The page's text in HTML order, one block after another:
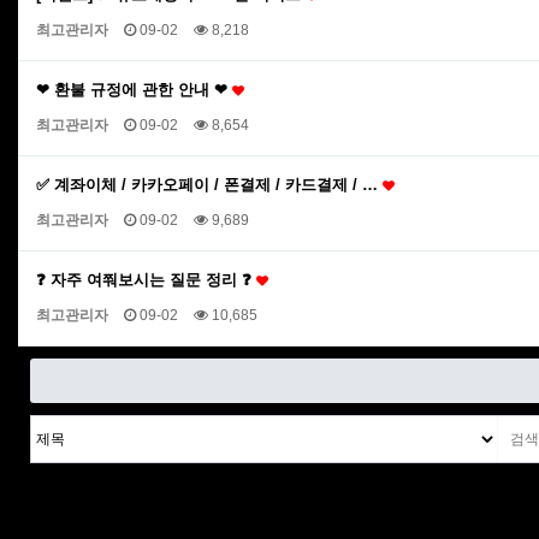
최고관리자 09-02 8,218
❤ 환불 규정에 관한 안내 ❤
최고관리자 09-02 8,654
✅ 계좌이체 / 카카오페이 / 폰결제 / 카드결제 / …
최고관리자 09-02 9,689
❓ 자주 여쭤보시는 질문 정리 ❓
최고관리자 09-02 10,685